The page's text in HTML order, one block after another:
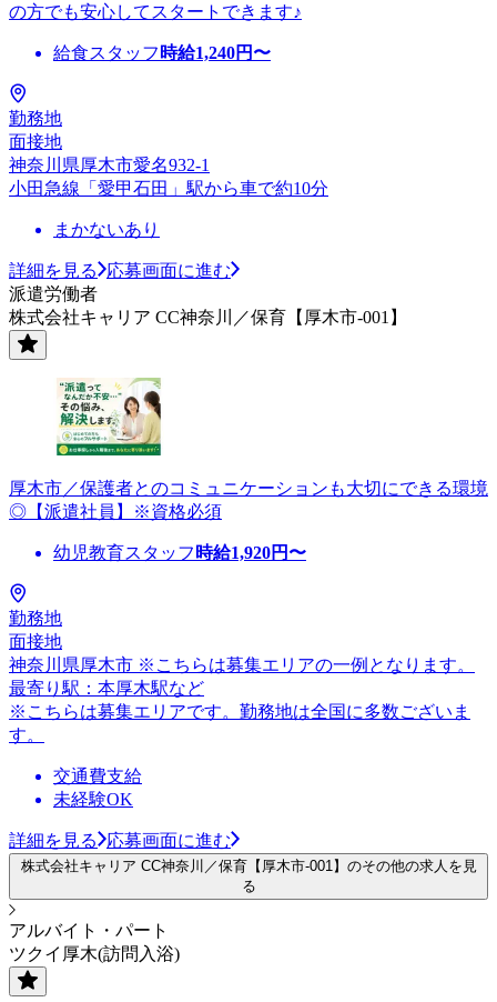
の方でも安心してスタートできます♪
給食スタッフ 時給1,240円〜
勤務地
面接地
神奈川県厚木市愛名932-1
小田急線「愛甲石田」駅から車で約10分
まかないあり
詳細を見る
応募画面に進む
派遣労働者
株式会社キャリア CC神奈川／保育【厚木市-001】
厚木市／保護者とのコミュニケーションも大切にできる環境
◎【派遣社員】※資格必須
幼児教育スタッフ 時給1,920円〜
勤務地
面接地
神奈川県厚木市 ※こちらは募集エリアの一例となります。
最寄り駅：本厚木駅など
※こちらは募集エリアです。勤務地は全国に多数ございま
す。
交通費支給
未経験OK
詳細を見る 応募画面に進む
株式会社キャリア CC神奈川／保育【厚木市-001】のその他の求人を見
る
アルバイト・パート
ツクイ厚木(訪問入浴)